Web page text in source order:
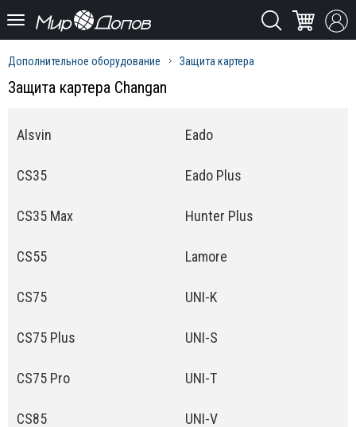
Дополнительное оборудование Защита картера
Защита картера Changan
Alsvin
CS35
CS35 Max
CS55
CS75
CS75 Plus
CS75 Pro
CS85
Eado
Eado Plus
Hunter Plus
Lamore
UNI-K
UNI-S
UNI-T
UNI-V